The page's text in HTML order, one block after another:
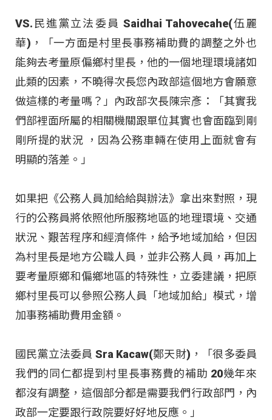
VS.民進黨立法委員 Saidhai Tahovecahe(伍麗
華)，「一方面是村里長事務補助費的調整之外也
能夠去考量原偏鄉村里長，他的一個地理環境諸如
此類的因素，不曉得次長您內政部這個地方會願意
做這樣的考量嗎？」內政部次長陳宗彥：「其實我
們部裡面所屬的相關機關跟單位其實也會面臨到剛
剛所提的狀況 ，因為公務車輛在使用上面就會有
明顯的落差。」
如果把《公務人員加給給與辦法》拿出來對照，現
行的公務員將依照他所服務地區的地理環境、交通
狀況、艱苦程序和經濟條件，給予地域加給，但因
為村里長是地方公職人員，並非公務人員，再加上
要考量原鄉和偏鄉地區的特殊性，立委建議，把原
鄉村里長可以參照公務人員「地域加給」模式，增
加事務補助費用金額。
國民黨立法委員 Sra Kacaw(鄭天財)，「很多委員
我們的同仁都提到村里長事務費的補助 20幾年來
都沒有調整，這個部分都是需要我們行政部門，內
政部一定要跟行政院要好好地反應。」